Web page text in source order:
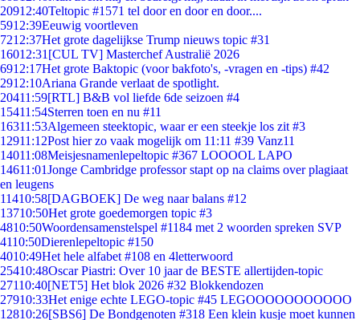
20912:40Teltopic #1571 tel door en door en door....
5912:39Eeuwig voortleven
7212:37Het grote dagelijkse Trump nieuws topic #31
16012:31 [CUL TV] Masterchef Australië 2026
6912:17Het grote Baktopic (voor bakfoto's, -vragen en -tips) #42
2912:10Ariana Grande verlaat de spotlight.
20411:59[RTL] B&B vol liefde 6de seizoen #4
15411:54Sterren toen en nu #11
16311:53Algemeen steektopic, waar er een steekje los zit #3
12911:12Post hier zo vaak mogelijk om 11:11 #39 Vanz11
14011:08Meisjesnamenlepeltopic #367 LOOOOL LAPO
14611:01Jonge Cambridge professor stapt op na claims over plagiaat
en leugens
11410:58[DAGBOEK] De weg naar balans #12
13710:50Het grote goedemorgen topic #3
4810:50Woordensamenstelspel #1184 met 2 woorden spreken SVP
4110:50Dierenlepeltopic #150
4010:49Het hele alfabet #108 en 4letterwoord
25410:48Oscar Piastri: Over 10 jaar de BESTE allertijden-topic
27110:40[NET5] Het blok 2026 #32 Blokkendozen
27910:33Het enige echte LEGO-topic #45 LEGOOOOOOOOOOO
12810:26[SBS6] De Bondgenoten #318 Een klein kusje moet kunnen